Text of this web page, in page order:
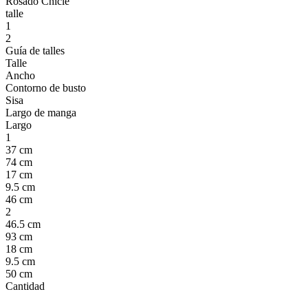
talle
1
2
Guía de talles
Talle
Ancho
Contorno de busto
Sisa
Largo de manga
Largo
1
37 cm
74 cm
17 cm
9.5 cm
46 cm
2
46.5 cm
93 cm
18 cm
9.5 cm
50 cm
Cantidad